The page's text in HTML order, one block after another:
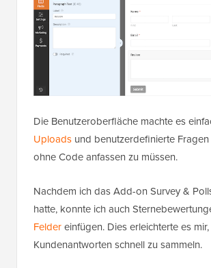
Die Benutzeroberfläche machte es
Uploads und benutzerdefinierte
ohne Code anfassen zu müssen.
Nachdem ich das Add-on Survey &
hatte, konnte ich auch
Feldereinfügen. Dies erleichterte es mir,
Kundenantworten schnell zu sammeln.